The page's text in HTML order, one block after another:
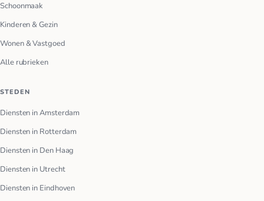
Schoonmaak
Kinderen & Gezin
Wonen & Vastgoed
Alle rubrieken
STEDEN
Diensten in Amsterdam
Diensten in Rotterdam
Diensten in Den Haag
Diensten in Utrecht
Diensten in Eindhoven